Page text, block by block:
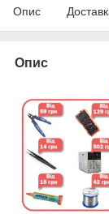
Опис
Опис